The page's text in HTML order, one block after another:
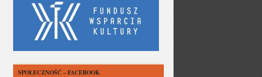
SPOŁECZNOŚĆ – FACEBOOK